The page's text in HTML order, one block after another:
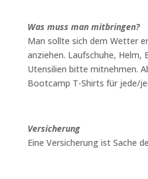
Was muss man mitbringen?
Man sollte sich dem Wetter
anziehen. Laufschuhe, Helm,
Utensilien bitte mitnehmen.
Bootcamp T-Shirts für jede/
Versicherung
Eine Versicherung ist Sache